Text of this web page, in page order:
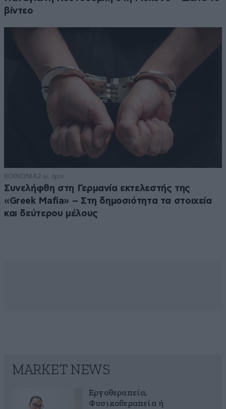
βίντεο
ΚΟΙΝΩΝΙΑ 2 ω. πριν
Συνελήφθη στη Γερμανία εκτελεστής της
«Greek Mafia» – Στη δημοσιότητα τα στοιχεία
και δεύτερου μέλους
MARKET NEWS
Εργοθεραπεία,
Φυσικοθεραπεία ή